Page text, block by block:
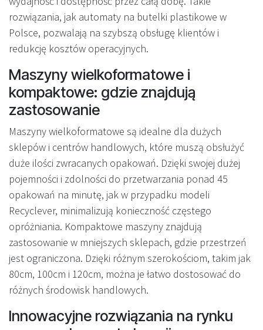
rozwiązania, jak automaty na butelki plastikowe w
Polsce, pozwalają na szybszą obsługę klientów i
redukcję kosztów operacyjnych.
Maszyny wielkoformatowe i
kompaktowe: gdzie znajdują
zastosowanie
Maszyny wielkoformatowe są idealne dla dużych
sklepów i centrów handlowych, które muszą obsłużyć
duże ilości zwracanych opakowań. Dzięki swojej dużej
pojemności i zdolności do przetwarzania ponad 45
opakowań na minutę, jak w przypadku modeli
Recyclever, minimalizują konieczność częstego
opróżniania. Kompaktowe maszyny znajdują
zastosowanie w mniejszych sklepach, gdzie przestrzeń
jest ograniczona. Dzięki różnym szerokościom, takim jak
80cm, 100cm i 120cm, można je łatwo dostosować do
różnych środowisk handlowych.
Innowacyjne rozwiązania na rynku